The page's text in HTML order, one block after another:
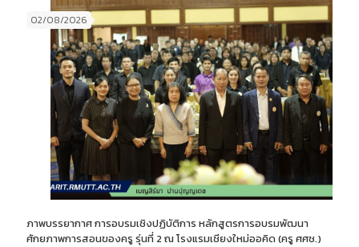
02/08/2026
ภาพบรรยากาศ การอบรมเชิงปฏิบัติการ หลักสูตรการอบรมพัฒนา
ศักยภาพการสอนของครู รุ่นที่ 2 ณ โรงแรมเชียงใหม่ออคิด (ครู ศศช.)